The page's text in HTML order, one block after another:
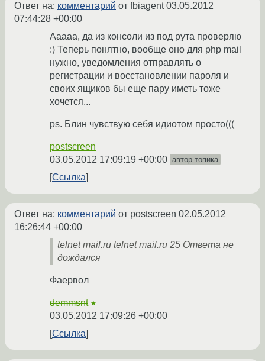
Ответ на: комментарий от fbiagent03.05.2012
07:44:28 +00:00
Ааааа, да из консоли из под рута проверяю
:) Теперь понятно, вообще оно для php mail
нужно, уведомления отправлять о
регистрации и восстановлении пароля и
своих ящиков бы еще пару иметь тоже
хочется...
ps. Блин чувствую себя идиотом просто(((
postscreen
03.05.2012 17:09:19 +00:00 автор топика
Ссылка
Ответ на: комментарий от postscreen 02.05.2012
16:26:44 +00:00
telnet mail.ru telnet mail.ru 25 Ответа не
дождался
Фаервол
demmsnt ★
03.05.2012 17:09:26 +00:00
Ссылка